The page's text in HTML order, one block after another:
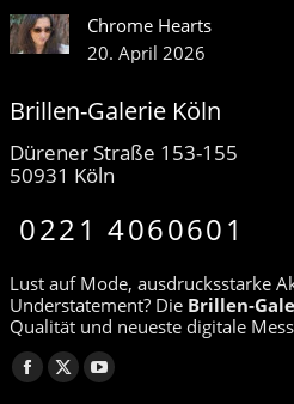
Chrome Hearts
20. April 2026
Brillen-Galerie Köln
Dürener Straße 153-155
50931 Köln
0221 4060601
Lust auf Mode, ausdrucksstarke
Understatement? Die Brillen-
Qualität und neueste digitale
Finden Sie uns auf:
Facebook
X
YouTube